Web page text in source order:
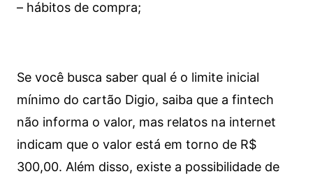
– hábitos de compra;
Se você busca saber qual é o limite inicial
mínimo do cartão Digio, saiba que a fintech
não informa o valor, mas relatos na internet
indicam que o valor está em torno de R$
300,00. Além disso, existe a possibilidade de